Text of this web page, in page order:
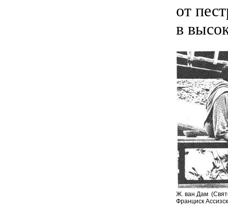
от
в
Ж. ван Дам
Франциск